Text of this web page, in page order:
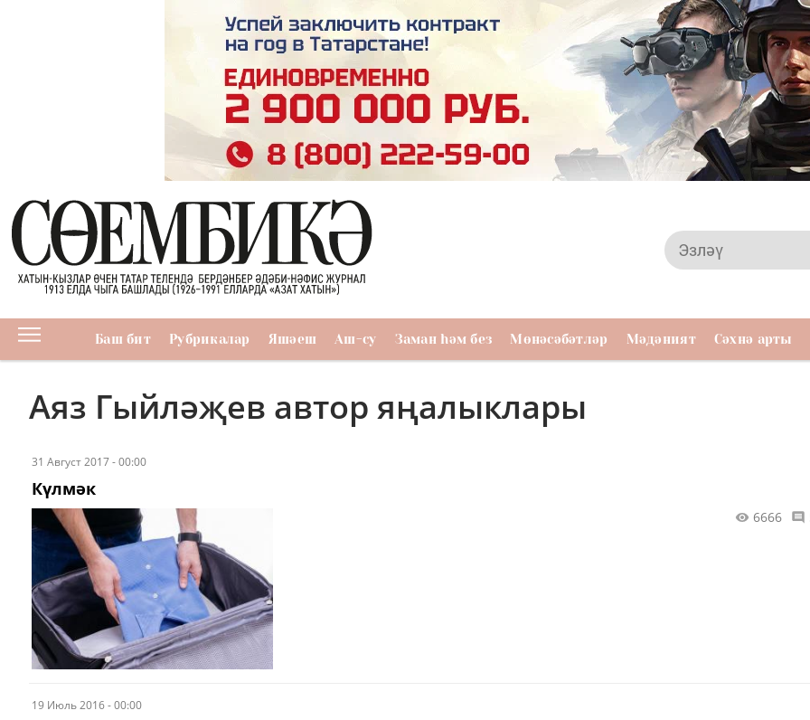
Баш бит Рубрикалар Яшәеш Аш-су Заман һәм без Мөнәсәбәтләр Мәдәният Сәхнә арты
Аяз Гыйләҗев автор яңалыклары
31 Август 2017 - 00:00
Күлмәк
6666
19 Июль 2016 - 00:00